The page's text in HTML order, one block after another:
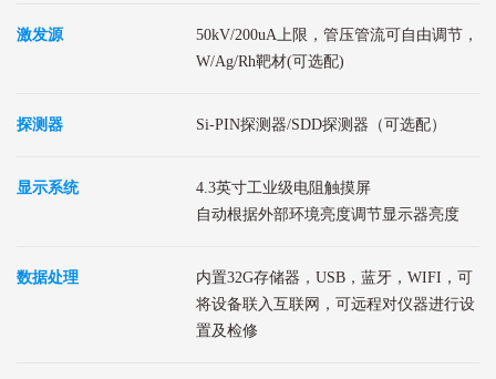
激发源
50kV/200uA上限，管压管流可自由调节，
W/Ag/Rh靶材(可选配)
探测器 Si-PIN探测器/SDD探测器（可选配）
显示系统
4.3英寸工业级电阻触摸屏
自动根据外部环境亮度调节显示器亮度
数据处理
内置32G存储器，USB，蓝牙，WIFI，可
将设备联入互联网，可远程对仪器进行设
置及检修